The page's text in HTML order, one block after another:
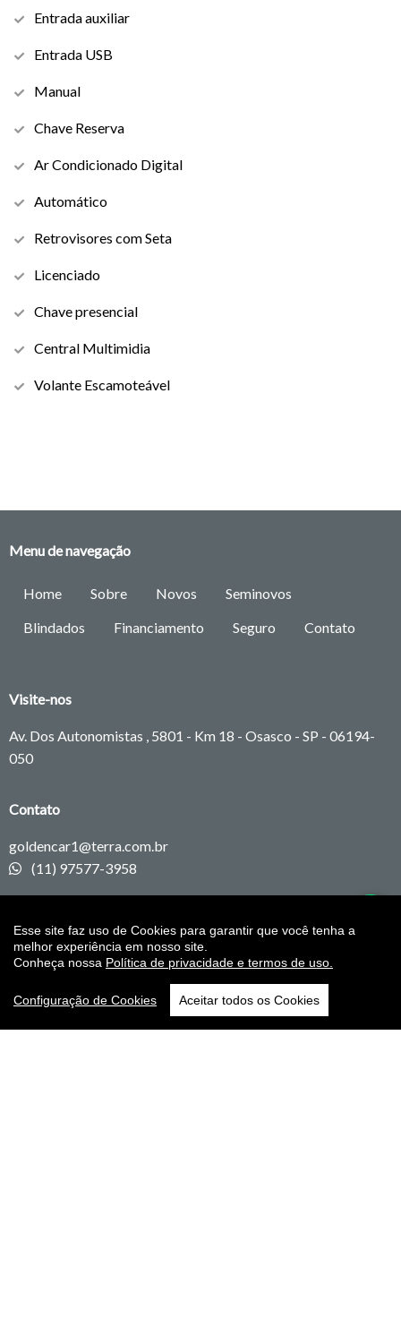
Entrada auxiliar
Entrada USB
Manual
Chave Reserva
Ar Condicionado Digital
Automático
Retrovisores com Seta
Licenciado
Chave presencial
Central Multimidia
Volante Escamoteável
Menu de navegação
Home Sobre Novos Seminovos
Blindados Financiamento Seguro Contato
Visite-nos
Av. Dos Autonomistas , 5801 - Km 18 - Osasco - SP - 06194-
050
Contato
goldencar1@terra.com.br
(11) 97577-3958
Esse site faz uso de Cookies para garantir que você tenha a
melhor experiência em nosso site.
Conheça nossa Política de privacidade e termos de uso.
Configuração de Cookies Aceitar todos os Cookies